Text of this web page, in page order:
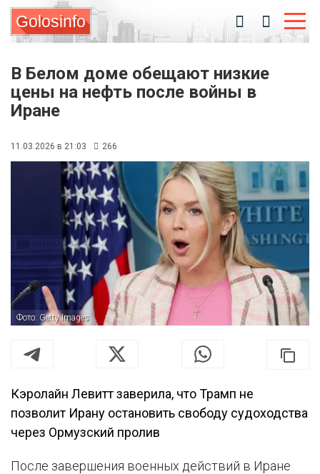
Golosinfo
В Белом доме обещают низкие
цены на нефть после войны в
Иране
11.03.2026 в 21:03 266
Фото: Getty Images
Кэролайн Левитт заверила, что Трамп не
позволит Ирану остановить свободу судоходства
через Ормузский пролив
После завершения военных действий в Иране